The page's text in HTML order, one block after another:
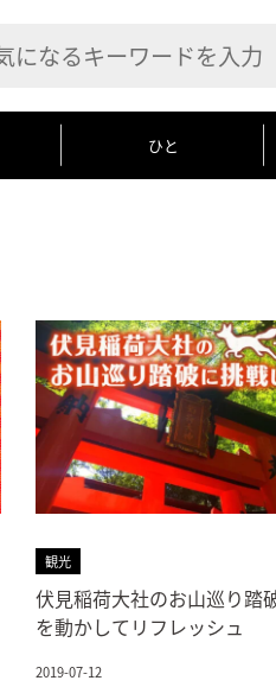
ひと
観光
伏見稲荷大社のお山巡り踏
を動かしてリフレッシュ
2019-07-12